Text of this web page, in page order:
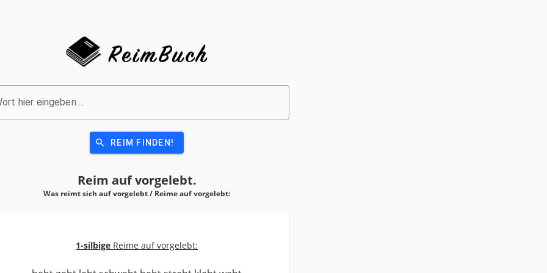
hier eingeben ...
search REIM FINDEN!
Reim aufvorgelebt.
Was reimt sich auf vorgelebt / Reime aufvorgelebt:
1-silbige Reime auf vorgelebt: